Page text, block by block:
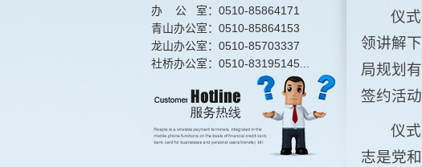
办 公 室：0510-85864171
青山办公室：0510-85864153
龙山办公室：0510-85703337
社桥办公室：0510-83195145...
仪
领讲解
局规划
签约活动
仪
志是党